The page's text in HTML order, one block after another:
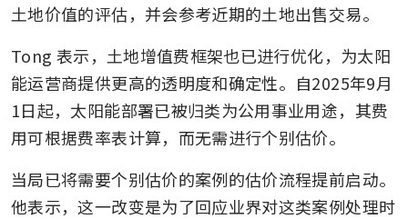
土地价值的评估，并会参考近期的土地出售交易。
Tong 表示，土地增值费框架也已进行优化，为太阳
能运营商提供更高的透明度和确定性。自2025年9月
1日起，太阳能部署已被归类为公用事业用途，其费
用可根据费率表计算，而无需进行个别估价。
当局已将需要个别估价的案例的估价流程提前启动。
他表示，这一改变是为了回应业界对这类案例处理时